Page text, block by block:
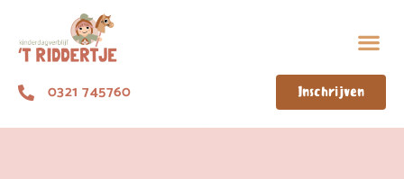
0321 745760 Inschrijven